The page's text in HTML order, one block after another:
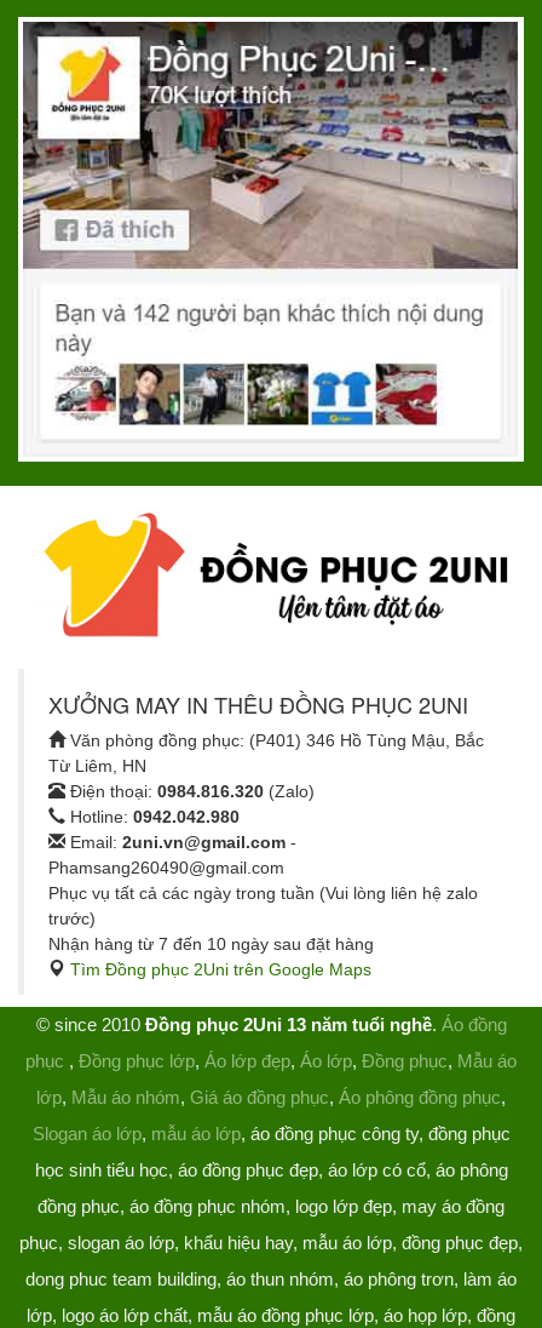
XƯỞNG MAY IN THÊU ĐỒNG PHỤC 2UNI
Văn phòng đồng phục: (P401) 346 Hồ Tùng Mậu, Bắc
Từ Liêm, HN
Điện thoại: 0984.816.320 (Zalo)
Hotline: 0942.042.980
Email: 2uni.vn@gmail.com -
Phamsang260490@gmail.com
Phục vụ tất cả các ngày trong tuần (Vui lòng liên hệ zalo
trước)
Nhận hàng từ 7 đến 10 ngày sau đặt hàng
Tìm Đồng phục 2Uni trên Google Maps
© since 2010 Đồng phục 2Uni 13 năm tuổi nghề. Áo đồng
phục , Đồng phục lớp, Áo lớp đẹp, Áo lớp, Đồng phục, Mẫu áo
lớp, Mẫu áo nhóm, Giá áo đồng phục, Áo phông đồng phục,
Slogan áo lớp, mẫu áo lớp, áo đồng phục công ty, đồng phục
học sinh tiểu học, áo đồng phục đẹp, áo lớp có cổ, áo phông
đồng phục, áo đồng phục nhóm, logo lớp đẹp, may áo đồng
phục, slogan áo lớp, khẩu hiệu hay, mẫu áo lớp, đồng phục đẹp,
dong phuc team building, áo thun nhóm, áo phông trơn, làm áo
lớp, logo áo lớp chất, mẫu áo đồng phục lớp, áo họp lớp, đồng